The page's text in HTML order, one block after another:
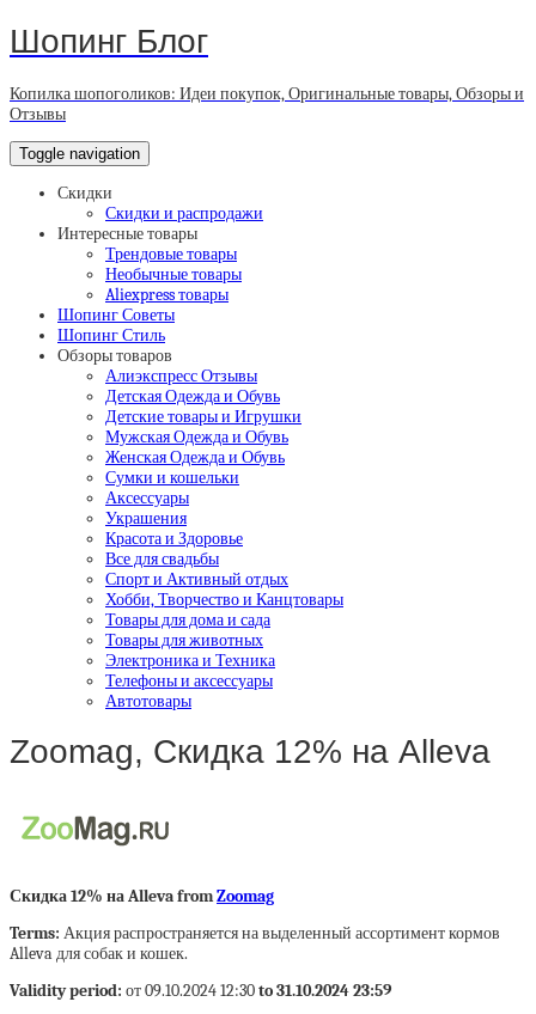
Шопинг Блог
Копилка шопоголиков: Идеи покупок, Оригинальные товары, Обзоры и
Отзывы
Toggle navigation
Скидки
Скидки и распродажи
Интересные товары
Трендовые товары
Необычные товары
Aliexpress товары
Шопинг Советы
Шопинг Стиль
Обзоры товаров
Алиэкспресс Отзывы
Детская Одежда и Обувь
Детские товары и Игрушки
Мужская Одежда и Обувь
Женская Одежда и Обувь
Сумки и кошельки
Аксессуары
Украшения
Красота и Здоровье
Все для свадьбы
Спорт и Активный отдых
Хобби, Творчество и Канцтовары
Товары для дома и сада
Товары для животных
Электроника и Техника
Телефоны и аксессуары
Автотовары
Zoomag, Скидка 12% на Alleva
Скидка 12% на Alleva fromZoomag
Terms: Акция распространяется на выделенный ассортимент кормов
Alleva для собак и кошек.
Validity period: от 09.10.2024 12:30to 31.10.2024 23:59